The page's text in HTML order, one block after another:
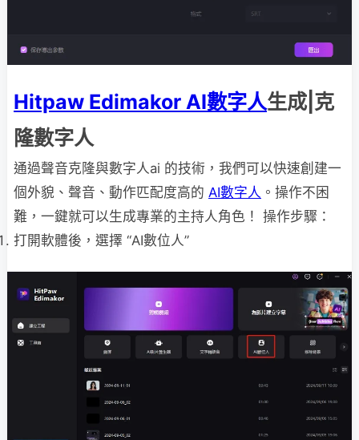
Hitpaw Edimakor AI數字人生成|克
隆數字人
通過聲音克隆與數字人ai 的技術，我們可以快速創建一
個外貌、聲音、動作匹配度高的 AI數字人 。操作不困
難，一鍵就可以生成專業的主持人角色！ 操作步驟：
打開軟體後，選擇 “AI數位人”